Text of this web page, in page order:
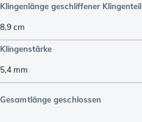
Klingenlänge geschliffener Klingenteil
8,9 cm
Klingenstärke
5,4 mm
Gesamtlänge geschlossen